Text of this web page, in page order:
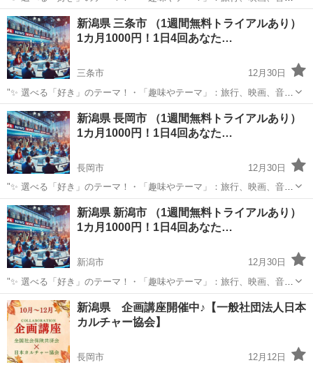
楽、ペットなど、好きなものをもっと楽しめる情報をお届けします。
⏰ 1日4回のタイムリーな配信 7:00: 目覚めの1通で1日を元気にスター
ト！12:0...
新潟 柏崎市 その他 BTS
新潟県 三条市 （1週間無料トライアルあり）
1カ月1000円！1日4回あなた…
三条市
12月30日
"✨ 選べる「好き」のテーマ！・「趣味やテーマ」：旅行、映画、音
楽、ペットなど、好きなものをもっと楽しめる情報をお届けします。
⏰ 1日4回のタイムリーな配信 7:00: 目覚めの1通で1日を元気にスター
ト！12:0...
新潟 三条市 その他
新潟県 長岡市 （1週間無料トライアルあり）
1カ月1000円！1日4回あなた…
長岡市
12月30日
"✨ 選べる「好き」のテーマ！・「趣味やテーマ」：旅行、映画、音
楽、ペットなど、好きなものをもっと楽しめる情報をお届けします。
⏰ 1日4回のタイムリーな配信 7:00: 目覚めの1通で1日を元気にスター
ト！12:0...
新潟 長岡市 その他
新潟県 新潟市 （1週間無料トライアルあり）
1カ月1000円！1日4回あなた…
新潟市
12月30日
"✨ 選べる「好き」のテーマ！・「趣味やテーマ」：旅行、映画、音
楽、ペットなど、好きなものをもっと楽しめる情報をお届けします。
⏰ 1日4回のタイムリーな配信 7:00: 目覚めの1通で1日を元気にスター
ト！12:0...
新潟 新潟市 その他 BTS
新潟県 企画講座開催中♪【一般社団法人日本
カルチャー協会】
長岡市
12月12日